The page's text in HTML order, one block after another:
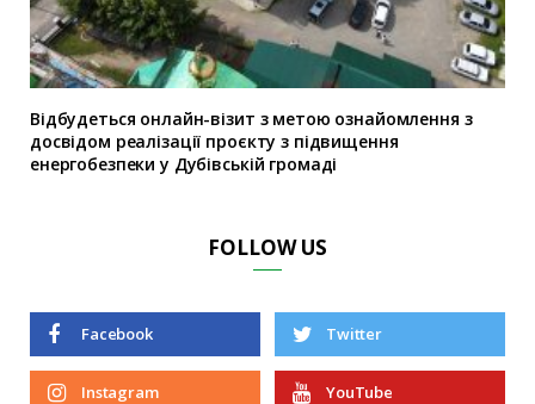
Відбудеться онлайн-візит з метою ознайомлення з
досвідом реалізації проєкту з підвищення
енергобезпеки у Дубівській громаді
FOLLOW US
Facebook Twitter
Instagram YouTube